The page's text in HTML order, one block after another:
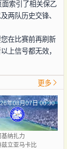
索引了相关保乙
两队历史交锋、
在比赛前再刷新
上信号都无效，
更多
年08月07日 00:30
基纳扎力
兹立亚马卡比